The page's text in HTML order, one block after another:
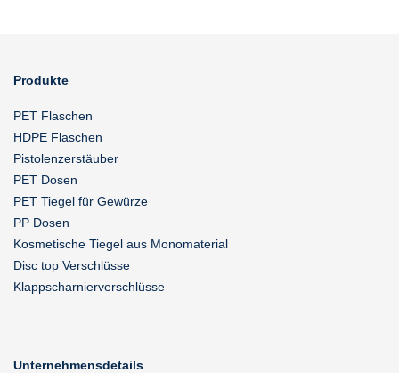
Produkte
PET Flaschen
HDPE Flaschen
Pistolenzerstäuber
PET Dosen
PET Tiegel für Gewürze
PP Dosen
Kosmetische Tiegel aus Monomaterial
Disc top Verschlüsse
Klappscharnierverschlüsse
Unternehmensdetails